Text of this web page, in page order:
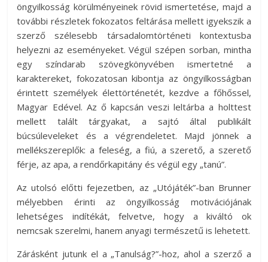
öngyilkosság körülményeinek rövid ismertetése, majd a
további részletek fokozatos feltárása mellett igyekszik a
szerző szélesebb társadalomtörténeti kontextusba
helyezni az eseményeket. Végül szépen sorban, mintha
egy színdarab szövegkönyvében ismertetné a
karaktereket, fokozatosan kibontja az öngyilkosságban
érintett személyek élettörténetét, kezdve a főhőssel,
Magyar Edével. Az ő kapcsán veszi leltárba a holttest
mellett talált tárgyakat, a sajtó által publikált
búcsúleveleket és a végrendeletet. Majd jönnek a
mellékszereplők: a feleség, a fiú, a szerető, a szerető
férje, az apa, a rendőrkapitány és végül egy „tanú”.
Az utolsó előtti fejezetben, az „Utójáték”-ban Brunner
mélyebben érinti az öngyilkosság motivációjának
lehetséges indítékát, felvetve, hogy a kiváltó ok
nemcsak szerelmi, hanem anyagi természetű is lehetett.
Zárásként jutunk el a „Tanulság?”-hoz, ahol a szerző a